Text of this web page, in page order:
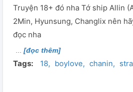
Truyện 18+ đó nha Tớ ship Allin
2Min, Hyunsung, Changlix nên
đọc nha
[đọc thêm]
Tags: 18 boylove chanin